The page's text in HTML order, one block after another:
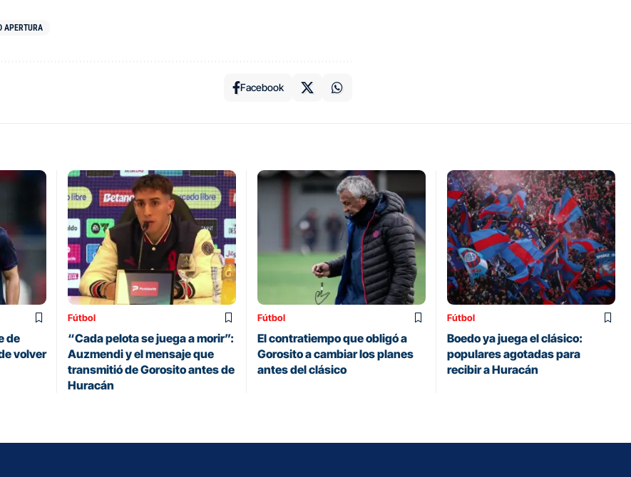
APERTURA
Facebook
de
volver
Fútbol
“Cada pelota se juega a morir”:
Auzmendi y el mensaje que
transmitió de Gorosito antes de
Huracán
Fútbol
El contratiempo que obligó a
Gorosito a cambiar los planes
antes del clásico
Fútbol
Boedo ya juega el clásico:
populares agotadas para
recibir a Huracán